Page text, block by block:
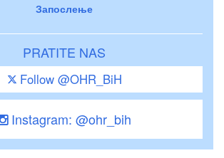
Запослење
PRATITE NAS
Follow @OHR_BiH
Instagram: @ohr_bih